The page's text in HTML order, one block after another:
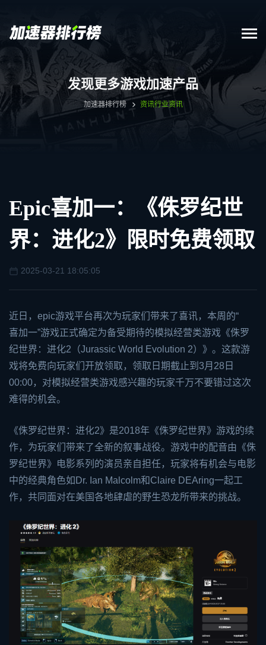
发现更多游戏加速产品
加速器排行榜 资讯行业资讯
Epic喜加一：《侏罗纪世
界：进化2》限时免费领取
2025-03-21 18:05:05
近日， epic游戏平台再次为玩家们带来了喜讯，本周的“
喜加一”游戏正式确定为备受期待的模拟经营类游戏《侏罗
纪世界：进化2（Jurassic World Evolution 2）》。这款游
戏将免费向玩家们开放领取，领取日期截止到3月28日
00:00，对模拟经营类游戏感兴趣的玩家千万不要错过这次
难得的机会。
《侏罗纪世界：进化2》是2018年《侏罗纪世界》游戏的续
作，为玩家们带来了全新的叙事战役。游戏中的配音由《侏
罗纪世界》电影系列的演员亲自担任，玩家将有机会与电影
中的经典角色如Dr. Ian Malcolm和Claire DEAring一起工
作，共同面对在美国各地肆虐的野生恐龙所带来的挑战。